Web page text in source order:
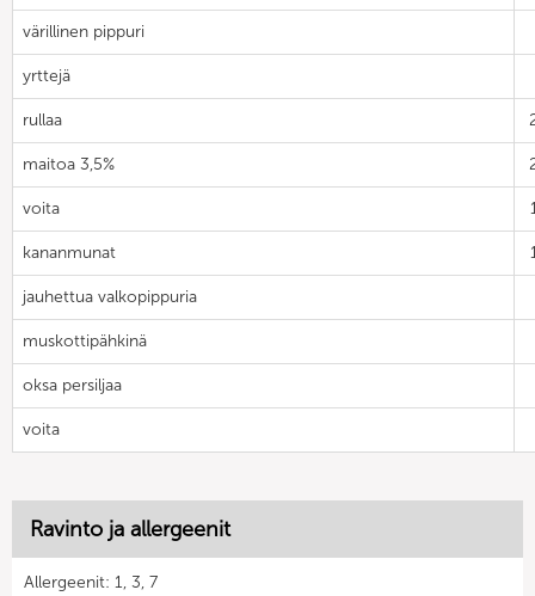
värillinen pippuri
yrttejä
rullaa
maitoa 3,5%
voita
kananmunat
jauhettua valkopippuria
muskottipähkinä
oksa persiljaa
voita
Ravinto ja allergeenit
Allergeenit: 1, 3, 7